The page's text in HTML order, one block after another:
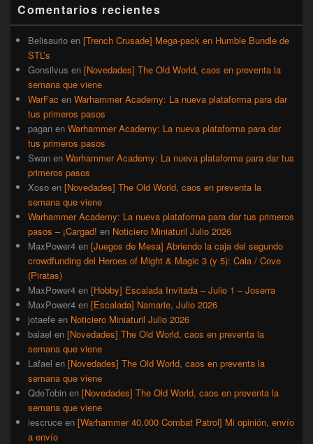
lateral
primaria
Comentarios recientes
Belisaurio en [Trench Crusade] Mega-pack en Humble Bundle de
STL’s
Gonsilvus en [Novedades] The Old World, caos en preventa la
semana que viene
WarFac en Warhammer Academy: La nueva plataforma para dar
tus primeros pasos
pagan en Warhammer Academy: La nueva plataforma para dar
tus primeros pasos
Swan en Warhammer Academy: La nueva plataforma para dar tus
primeros pasos
Xoso en [Novedades] The Old World, caos en preventa la
semana que viene
Warhammer Academy: La nueva plataforma para dar tus primeros
pasos – ¡Cargad! en Noticiero Miniaturil Julio 2026
MaxPower4 en [Juegos de Mesa] Abriendo la caja del segundo
crowdfunding del Heroes of Might & Magic 3 (y 5): Cala / Cove
(Piratas)
MaxPower4 en [Hobby] Escalada Invitada – Julio 1 – Joserra
MaxPower4 en [Escalada] Namarie, Julio 2026
jotaefe en Noticiero Miniaturil Julio 2026
balael en [Novedades] The Old World, caos en preventa la
semana que viene
Lafael en [Novedades] The Old World, caos en preventa la
semana que viene
QdeTobin en [Novedades] The Old World, caos en preventa la
semana que viene
iescruce en [Warhammer 40.000 Combat Patrol] Mi opinión, envío
a envío